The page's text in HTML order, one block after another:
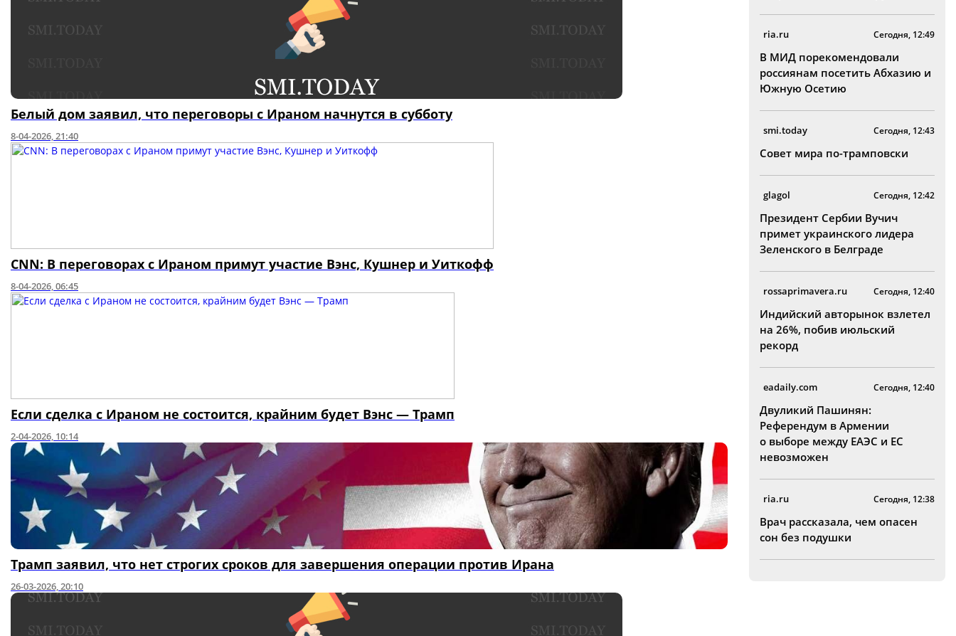
Белый дом заявил, что переговоры с Ираном начнутся в субботу
8-04-2026, 21:40
CNN: В переговорах с Ираном примут участие Вэнс, Кушнер и Уиткофф
8-04-2026, 06:45
Если сделка с Ираном не состоится, крайним будет Вэнс — Трамп
2-04-2026, 10:14
Трамп заявил, что нет строгих сроков для завершения операции против Ирана
26-03-2026, 20:10
ria.ru Сегодня, 12:49
В МИД порекомендовали
россиянам посетить Абхазию и
Южную Осетию
smi.today Сегодня, 12:43
Совет мира по-трамповски
glagol Сегодня, 12:42
Президент Сербии Вучич
примет украинского лидера
Зеленского в Белграде
rossaprimavera.ru Сегодня, 12:40
Индийский авторынок взлетел
на 26%, побив июльский
рекорд
eadaily.com Сегодня, 12:40
Двуликий Пашинян:
Референдум в Армении
о выборе между ЕАЭС и ЕС
невозможен
ria.ru Сегодня, 12:38
Врач рассказала, чем опасен
сон без подушки